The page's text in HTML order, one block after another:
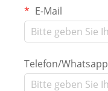
E-Mail
Telefon/Whatsapp